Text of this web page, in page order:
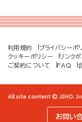
利用規約 プライバシーポ
クッキーポリシー
リンク
ご契約について
FAQ
All site content © JIHO,
お問い